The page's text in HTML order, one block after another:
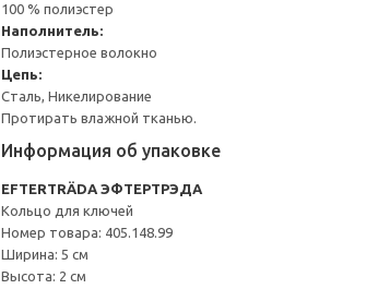
100 % полиэстер
Наполнитель:
Полиэстерное волокно
Цепь:
Сталь, Никелирование
Протирать влажной тканью.
Информация об упаковке
EFTERTRÄDA ЭФТЕРТРЭДА
Кольцо для ключей
Номер товара: 405.148.99
Ширина: 5 см
Высота: 2 см